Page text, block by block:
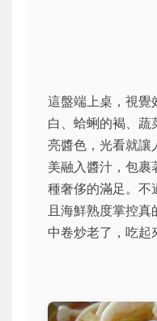
這盤端上桌，視覺
白、蛤蜊的褐、蔬
亮醬色，光看就讓
美融入醬汁，包裹
種奢侈的滿足。不
且海鮮熟度掌控
中卷炒老了，吃起